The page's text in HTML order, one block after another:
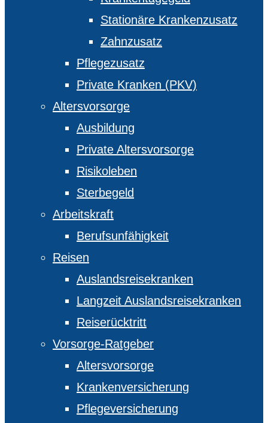
Stationäre Krankenzusatz
Zahnzusatz
Pflegezusatz
Private Kranken (PKV)
Altersvorsorge
Ausbildung
Private Altersvorsorge
Risikoleben
Sterbegeld
Arbeitskraft
Berufsunfähigkeit
Reisen
Auslandsreisekranken
Langzeit Auslandsreisekranken
Reiserücktritt
Vorsorge-Ratgeber
Altersvorsorge
Krankenversicherung
Pflegeversicherung